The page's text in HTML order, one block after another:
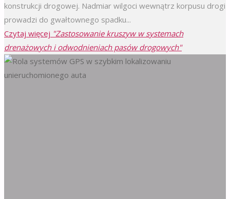
konstrukcji drogowej. Nadmiar wilgoci wewnątrz korpusu drogi
prowadzi do gwałtownego spadku...
Czytaj więcej "Zastosowanie kruszyw w systemach
drenażowych i odwodnieniach pasów drogowych"